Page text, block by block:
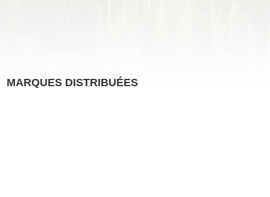
MARQUES DISTRIBUÉES